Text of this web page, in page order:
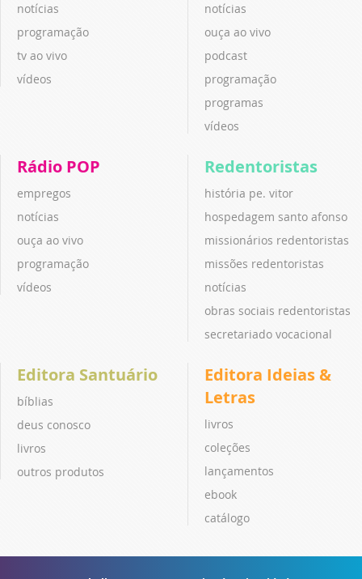
notícias
programação
tv ao vivo
vídeos
notícias
ouça ao vivo
podcast
programação
programas
vídeos
Rádio POP
empregos
notícias
ouça ao vivo
programação
vídeos
Redentoristas
história pe. vitor
hospedagem santo afonso
missionários redentoristas
missões redentoristas
notícias
obras sociais redentoristas
secretariado vocacional
Editora Santuário
bíblias
deus conosco
livros
outros produtos
Editora Ideias &
Letras
livros
coleções
lançamentos
ebook
catálogo